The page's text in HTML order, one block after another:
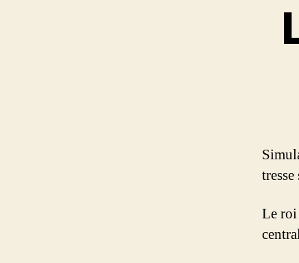
Le roi